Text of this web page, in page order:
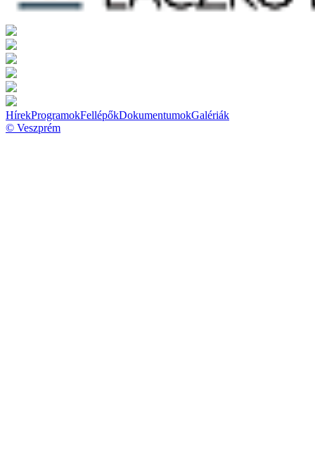
HírekProgramokFellépőkDokumentumokGalériák
© Veszprém